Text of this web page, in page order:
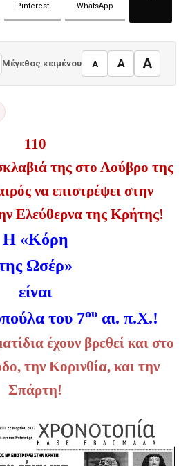
Pinterest WhatsApp
Μέγεθος κειμένου A A A
110
της στο Λούβρο της
να επιστρέψει στην
Ελεύθερνα της Κρήτης!
Η «Κόρη
Ωσέρ»
είναι
του 7ουαι. π.Χ.!
έχουν βρεθεί και στο
την Κορινθία, και την
Σπάρτη!